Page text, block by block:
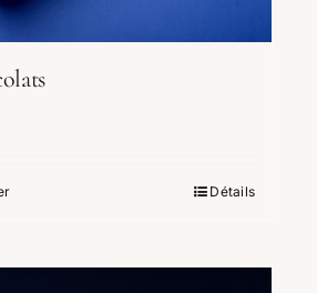
Détails